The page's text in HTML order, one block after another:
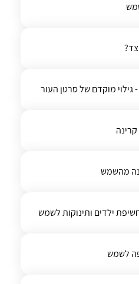
גילוי מוקדם של סרטן העור
מהשמש
ילדים ותינוקות לשמש